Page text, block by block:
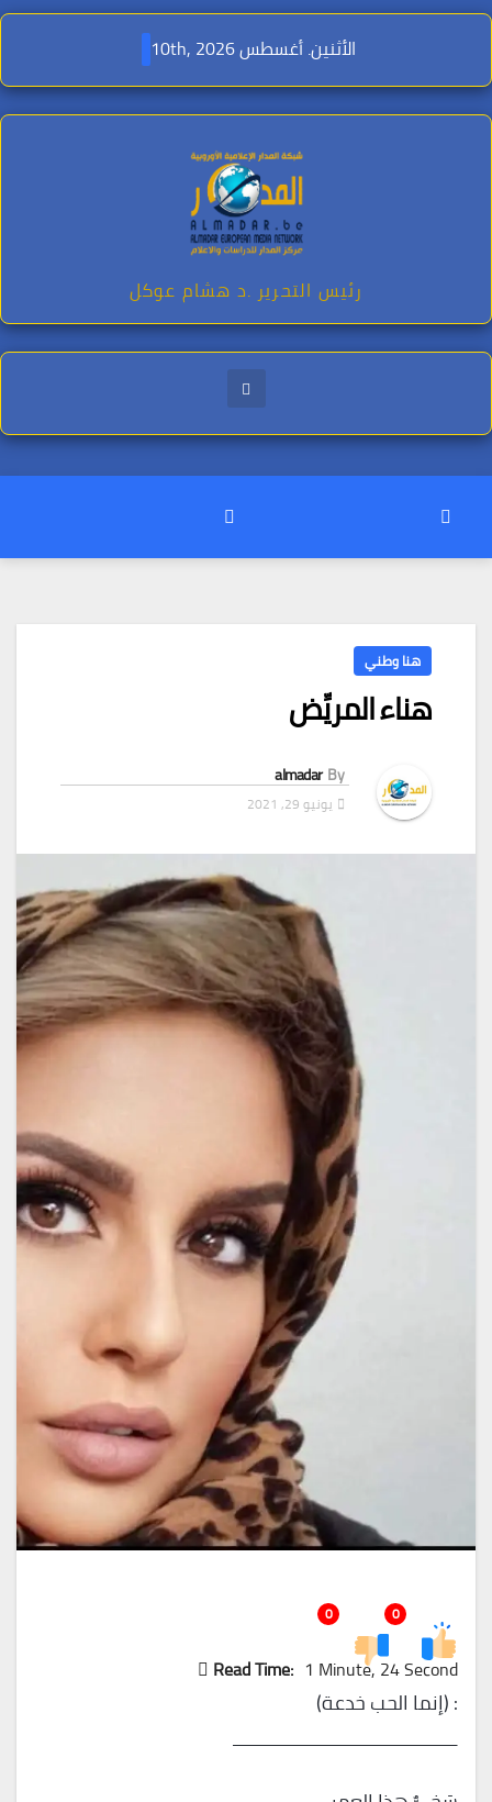
Skip
content
الأثنين. أغسطس 10th, 2026
رئيس التحرير .د هشام عوكل
هنا وطني
هناء المريِّض
By
almadar
يونيو 29, 2021
0
0
Read Time: 1 Minute, 24 Second
: (إنما الحب خدعة)
ـــــــــــــــــــــــــــــــــــــــــــــــــــ